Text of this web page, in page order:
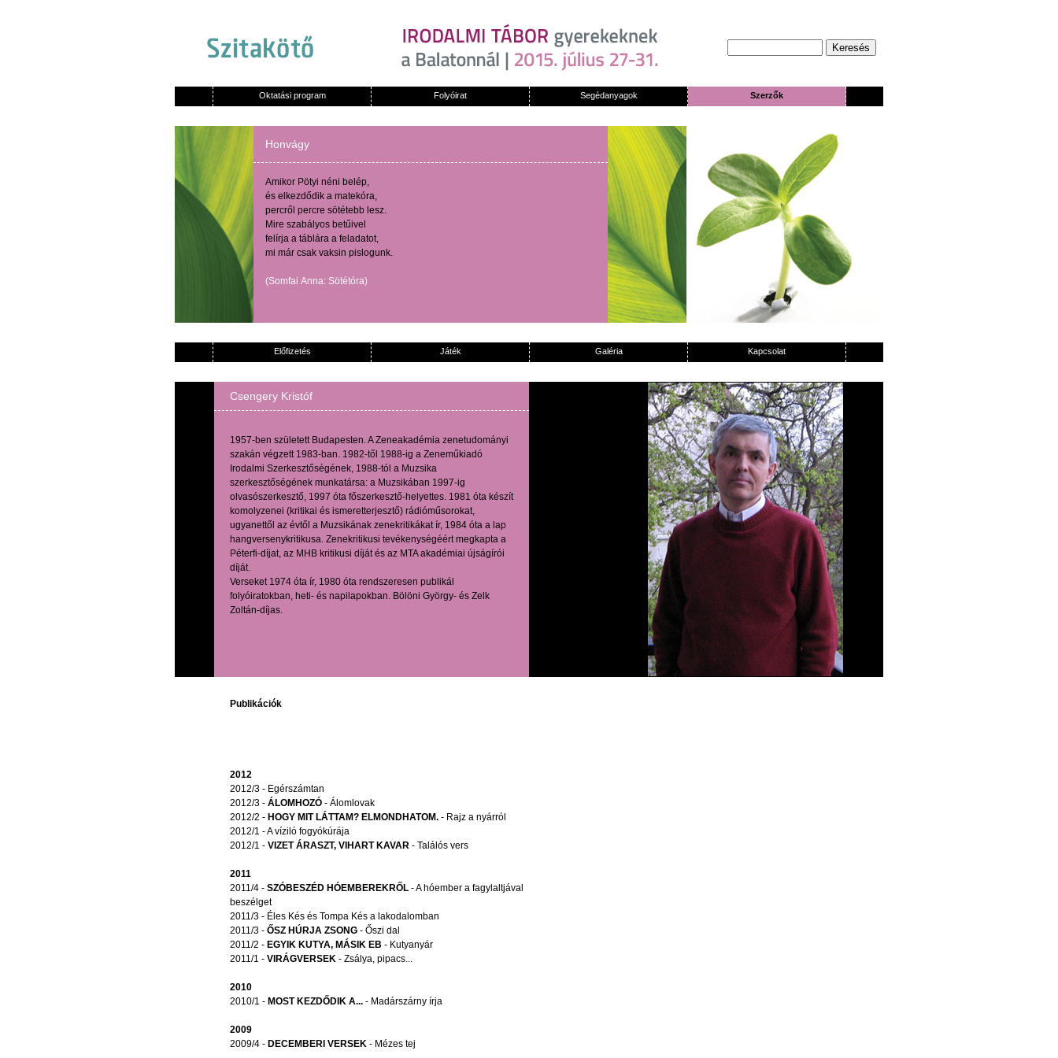
Oktatási program Folyóirat Segédanyagok Szerzők
Honvágy
Amikor Pötyi néni belép,
és elkezdődik a matekóra,
percről percre sötétebb lesz.
Mire szabályos betűivel
felírja a táblára a feladatot,
mi már csak vaksin pislogunk.
(Somfai Anna: Sötétóra)
Előfizetés Játék Galéria Kapcsolat
Csengery Kristóf
1957-ben született Budapesten. A Zeneakadémia zenetudományi
szakán végzett 1983-ban. 1982-től 1988-ig a Zeneműkiadó
Irodalmi Szerkesztőségének, 1988-tól a Muzsika
szerkesztőségének munkatársa: a Muzsikában 1997-ig
olvasószerkesztő, 1997 óta főszerkesztő-helyettes. 1981 óta készít
komolyzenei (kritikai és ismeretterjesztő) rádióműsorokat,
ugyanettől az évtől a Muzsikának zenekritikákat ír, 1984 óta a lap
hangversenykritikusa. Zenekritikusi tevékenységéért megkapta a
Péterfi-díjat, az MHB kritikusi díját és az MTA akadémiai újságírói
díját.
Verseket 1974 óta ír, 1980 óta rendszeresen publikál
folyóiratokban, heti- és napilapokban. Bölöni György- és Zelk
Zoltán-díjas.
Publikációk
2012
2012/3 - Egérszámtan
2012/3 - ÁLOMHOZÓ - Álomlovak
2012/2 - HOGY MIT LÁTTAM? ELMONDHATOM. - Rajz a nyárról
2012/1 - A víziló fogyókúrája
2012/1 - VIZET ÁRASZT, VIHART KAVAR - Találós vers
2011
2011/4 - SZÓBESZÉD HÓEMBEREKRŐL - A hóember a fagylaltjával
beszélget
2011/3 - Éles Kés és Tompa Kés a lakodalomban
2011/3 - ŐSZ HÚRJA ZSONG - Őszi dal
2011/2 - EGYIK KUTYA, MÁSIK EB - Kutyanyár
2011/1 - VIRÁGVERSEK - Zsálya, pipacs...
2010
2010/1 - MOST KEZDŐDIK A... - Madárszárny írja
2009
2009/4 - DECEMBERI VERSEK - Mézes tej